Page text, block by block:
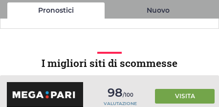
Pronostici Nuovo
I migliori siti di scommesse
98/100
VALUTAZIONE
VISITA